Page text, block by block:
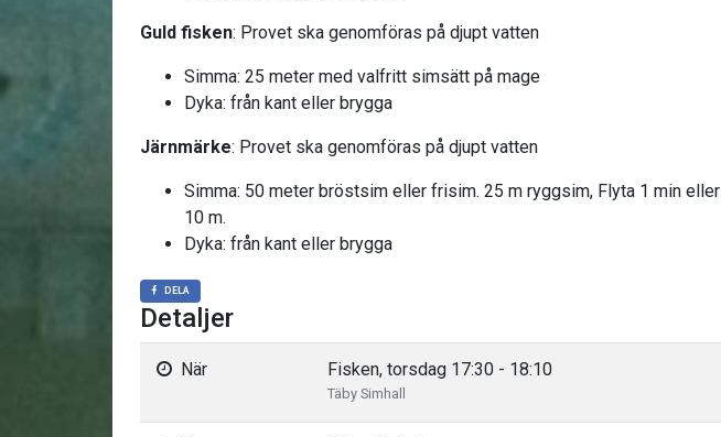
Guld fisken: Provet ska genomföras på djupt vatten
Simma: 25 meter med valfritt simsätt på mage
Dyka: från kant eller brygga
Järnmärke: Provet ska genomföras på djupt vatten
Simma: 50 meter bröstsim eller frisim. 25 m ryggsim, Flyta 1 min eller
10 m.
Dyka: från kant eller brygga
DELA
Detaljer
När Fisken, torsdag 17:30 - 18:10
Täby Simhall